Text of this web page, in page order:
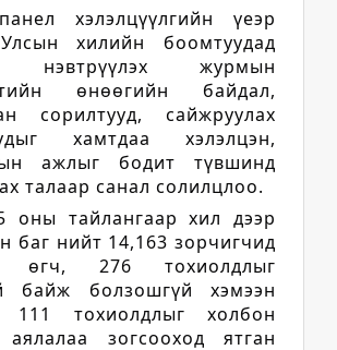
хэлэлцүүлгийн үеэр
хилийн боомтуудад
нэвтрүүлэх журмын
өнөөгийн байдал,
сорилтууд, сайжруулах
хамтдаа хэлэлцэн,
ажлыг бодит түвшинд
талаар санал солилцлоо.
оны тайлангаар хил дээр
баг нийт 14,163 зорчигчид
өгч, 276 тохиолдлыг
байж болзошгүй хэмээн
111 тохиолдлыг холбон
аялалаа зогсооход ятган